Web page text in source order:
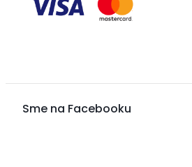
Sme na Facebooku